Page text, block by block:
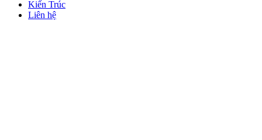
Kiến Trúc
Liên hệ